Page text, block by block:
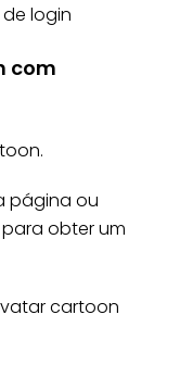
login
com
página ou
obter um
cartoon